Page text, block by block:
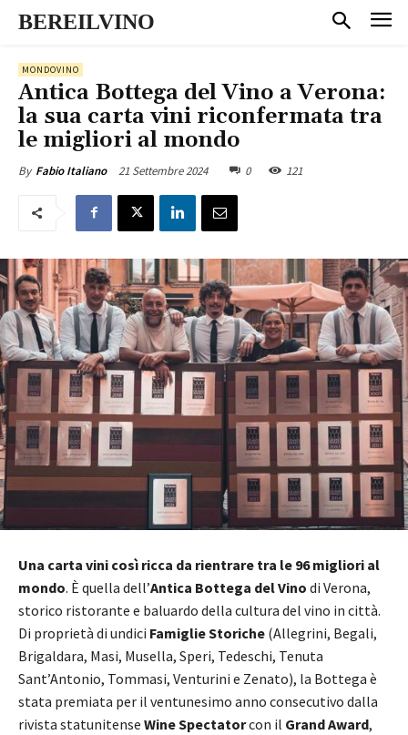
BEREILVINO
MONDOVINO
Antica Bottega del Vino a Verona:
la sua carta vini riconfermata tra
le migliori al mondo
By Fabio Italiano 21 Settembre 2024 0 121
Una carta vini così ricca da rientrare tra le 96 migliori al
mondo. È quella dell’Antica Bottega del Vino di Verona,
storico ristorante e baluardo della cultura del vino in città.
Di proprietà di undici Famiglie Storiche (Allegrini, Begali,
Brigaldara, Masi, Musella, Speri, Tedeschi, Tenuta
Sant’Antonio, Tommasi, Venturini e Zenato), la Bottega è
stata premiata per il ventunesimo anno consecutivo dalla
rivista statunitense Wine Spectatorcon il Grand Award,